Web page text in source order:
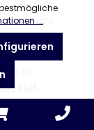
Alle
in
...